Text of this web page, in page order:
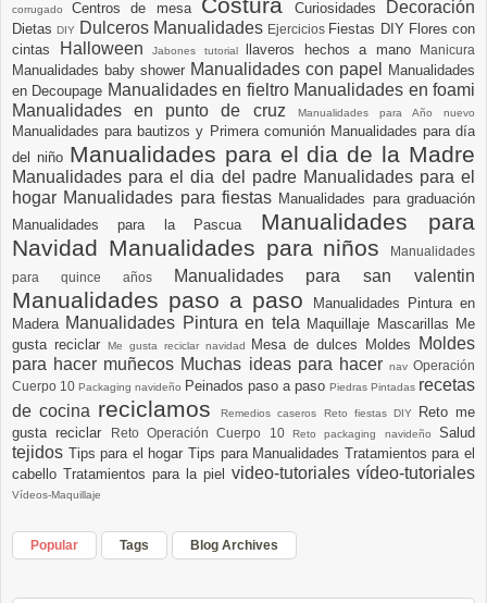
corrugadoCentros de mesa Curiosidades Decoración
DietasDIY Dulceros Manualidades Ejercicios Fiestas DIY Flores con
cintas
Halloween Jabones tutorial llaveros hechos a mano Manicura
Manualidades baby shower Manualidades con papel
Manualidades
en Decoupage Manualidades en fieltro Manualidades en foami
Manualidades en punto de cruz
Manualidades para Año nuevo
Manualidades para bautizos y Primera comunión Manualidades para día
del niño Manualidades para el dia de la Madre
Manualidades para el dia del padre Manualidades para el
hogar Manualidades para fiestas Manualidades para graduación
Manualidades para la Pascua Manualidades para
Navidad Manualidades para niños
Manualidades
para quince años
Manualidades para san valentin
Manualidades paso a paso
Manualidades Pintura en
Madera Manualidades Pintura en tela Maquillaje Mascarillas Me
gusta reciclar
Me gusta reciclar navidad Mesa de dulces Moldes
Moldes
para hacer muñecos Muchas ideas para hacer nav Operación
Cuerpo 10 Packaging navideño Peinados paso a paso Piedras Pintadas recetas
de cocina reciclamosRemedios caseros Reto fiestas DIY Reto me
gusta reciclar
Reto Operación Cuerpo 10Reto packaging navideñoSalud
tejidos Tips para el hogarTips para Manualidades Tratamientos para el
cabello Tratamientos para la piel video-tutoriales vídeo-tutoriales
Vídeos-Maquillaje
Popular Tags Blog Archives